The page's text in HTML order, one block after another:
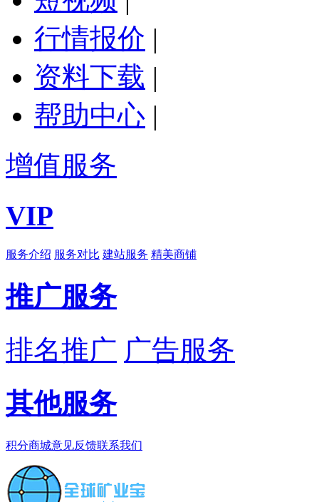
行情报价 |
资料下载 |
帮助中心 |
增值服务
VIP
服务介绍 服务对比 建站服务 精美商铺
推广服务
排名推广 广告服务
其他服务
积分商城意见反馈联系我们